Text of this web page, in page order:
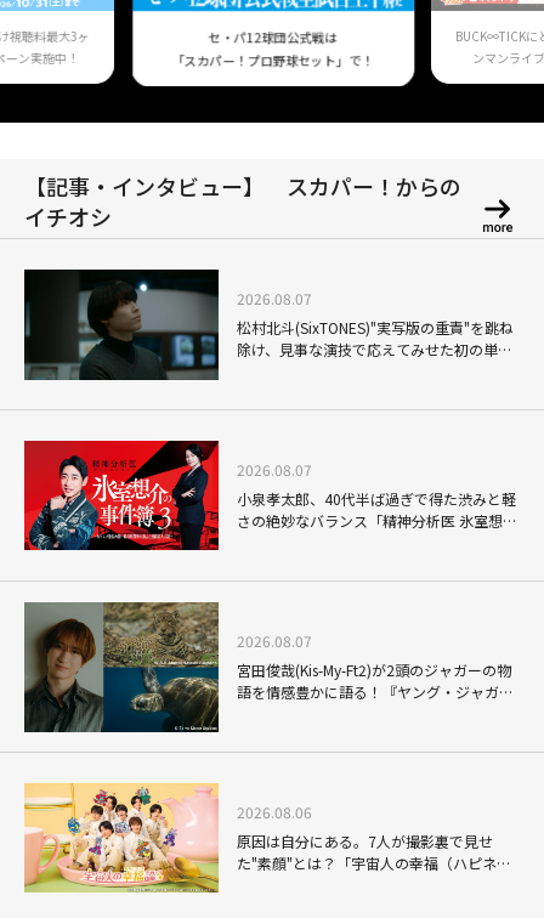
視聴料最大3ヶ
ン実施中！
セ・パ12球団公式戦は
「スカパー！プロ野球セット」で！
BUCK∞TICKに
ンマンライ
【記事・インタビュー】 スカパー！からの
イチオシ
2026.08.07
松村北斗(SixTONES)"実写版の重責"を跳ね
除け、見事な演技で応えてみせた初の単独
2026.08.07
小泉孝太郎、40代半ば過ぎで得た渋みと軽
さの絶妙なバランス「精神分析医 氷室想介
2026.08.07
宮田俊哉(Kis-My-Ft2)が2頭のジャガーの物
語を情感豊かに語る！『ヤング・ジャガ
ナレーションの妙
2026.08.06
原因は自分にある。7人が撮影裏で見せ
た"素顔"とは？「宇宙人の幸福（ハピネ